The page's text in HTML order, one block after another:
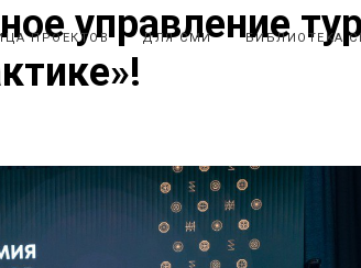
ПРОЕКТОВ ДЛЯ СМИ БИБЛИОТЕКА
управление